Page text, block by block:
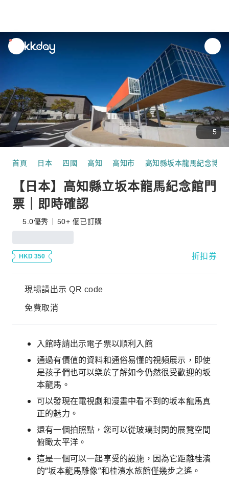
unread
notifications
5
首頁 日本 四國 高知 高知市 高知縣坂本龍馬紀念博物
【日本】高知縣立坂本龍馬紀念館門
票｜即時確認
5.0優秀 50+ 個已訂購
HKD 350 折扣券
現場請出示 QR code
免費取消
入館時請出示電子票以順利入館
通過有價值的資料和通俗易懂的視頻展示，即使
是孩子們也可以樂於了解如今仍然很受歡迎的坂
本龍馬。
可以發現在電視劇和漫畫中看不到的坂本龍馬真
正的魅力。
還有一個拍照點，您可以從玻璃封閉的展覽空間
俯瞰太平洋。
這是一個可以一起享受的設施，因為它距離桂濱
的“坂本龍馬雕像”和桂濱水族館僅幾步之遙。